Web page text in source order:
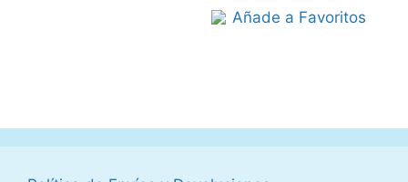
59,95 €.
Añade a Favoritos